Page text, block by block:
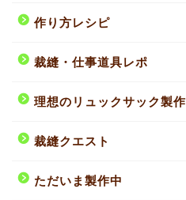
作り方レシピ
裁縫・仕事道具レポ
理想のリュックサック製作
裁縫クエスト
ただいま製作中